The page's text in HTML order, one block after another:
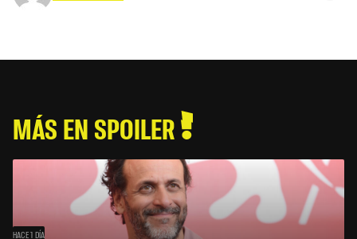
MÁS EN SPOILER
HACE 1 DÍA